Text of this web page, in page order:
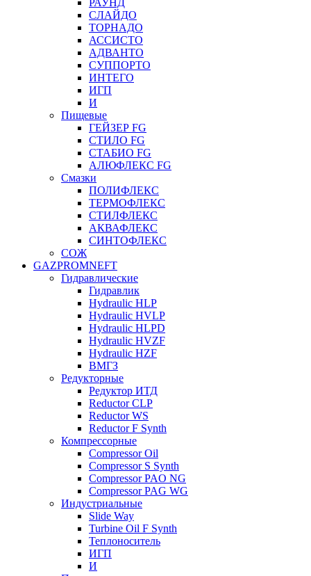
РАУНД
СЛАЙДО
ТОРНАДО
АССИСТО
АДВАНТО
СУППОРТО
ИНТЕГО
ИГП
И
Пищевые
ГЕЙЗЕР FG
СТИЛО FG
СТАБИО FG
АЛЮФЛЕКС FG
Смазки
ПОЛИФЛЕКС
ТЕРМОФЛЕКС
СТИЛФЛЕКС
АКВАФЛЕКС
СИНТОФЛЕКС
СОЖ
GAZPROMNEFT
Гидравлические
Гидравлик
Hydraulic HLP
Hydraulic HVLP
Hydraulic HLPD
Hydraulic HVZF
Hydraulic HZF
ВМГЗ
Редукторные
Редуктор ИТД
Reductor CLP
Reductor WS
Reductor F Synth
Компрессорные
Compressor Oil
Compressor S Synth
Compressor PAO NG
Compressor PAG WG
Индустриальные
Slide Way
Turbine Oil F Synth
Теплоноситель
ИГП
И